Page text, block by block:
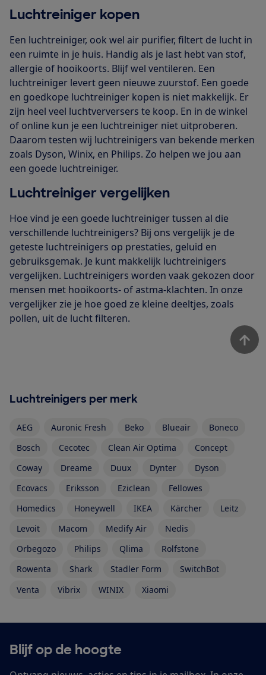
Luchtreiniger kopen
Een luchtreiniger, ook wel air purifier, filtert de lucht in
een ruimte in je huis. Handig als je last hebt van stof,
allergie of hooikoorts. Blijf wel ventileren. Een
luchtreiniger levert geen nieuwe zuurstof. Een goede
en goedkope luchtreiniger kopen is niet makkelijk. Er
zijn heel veel luchtverversers te koop. En in de winkel
of online kun je een luchtreiniger niet uitproberen.
Daarom testen wij luchtreinigers van bekende merken
zoals Dyson, Winix, en Philips. Zo helpen we jou aan
een goede luchtreiniger.
Luchtreiniger vergelijken
Hoe vind je een goede luchtreiniger tussen al die
verschillende luchtreinigers? Bij ons vergelijk je de
geteste luchtreinigers op prestaties, geluid en
gebruiksgemak. Je kunt makkelijk luchtreinigers
vergelijken. Luchtreinigers worden vaak gekozen door
mensen met hooikoorts- of astma-klachten. In onze
vergelijker zie je hoe goed ze kleine deeltjes, zoals
pollen, uit de lucht filteren.
Luchtreinigers per merk
AEG Auronic Fresh Beko Blueair
Boneco
Bosch
Cecotec Clean Air Optima
Concept
Coway
Dreame Duux Dynter
Dyson
Ecovacs
Eriksson Eziclean
Fellowes
Homedics
Honeywell IKEA Kärcher
Leitz
Levoit
Macom Medify Air
Nedis
Orbegozo
Philips Qlima
Rolfstone
Rowenta
Shark Stadler Form
SwitchBot
Venta
Vibrix WINIX Xiaomi
Blijf op de hoogte